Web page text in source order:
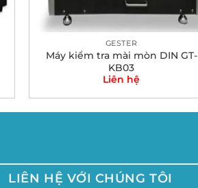
GESTER
Máy kiểm tra mài mòn DIN GT-
KB03
Liên hệ
LIÊN HỆ VỚI CHÚNG TÔI